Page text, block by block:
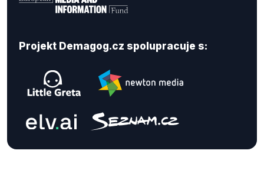
Projekt Demagog.cz spolupracuje s: